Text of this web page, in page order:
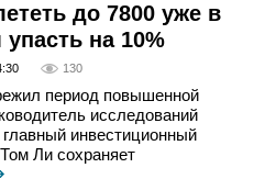
до 7800 уже в
упасть на 10%
130
период повышенной
исследований
инвестиционный
Ли сохраняет